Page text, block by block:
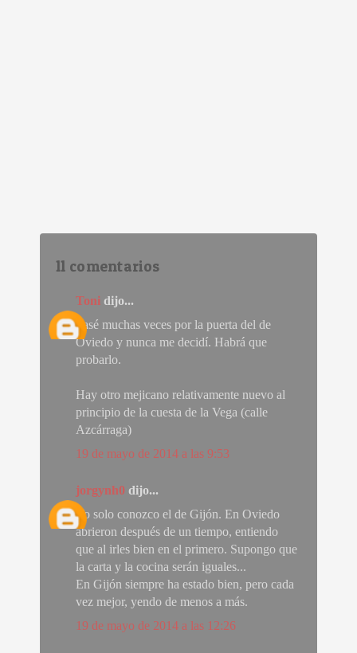
11 comentarios
Toni dijo...
Pasé muchas veces por la puerta del de
Oviedo y nunca me decidí. Habrá que
probarlo.
Hay otro mejicano relativamente nuevo al
principio de la cuesta de la Vega (calle
Azcárraga)
19 de mayo de 2014 a las 9:53
jorgynh0 dijo...
Yo solo conozco el de Gijón. En Oviedo
abrieron después de un tiempo, entiendo
que al irles bien en el primero. Supongo que
la carta y la cocina serán iguales...
En Gijón siempre ha estado bien, pero cada
vez mejor, yendo de menos a más.
19 de mayo de 2014 a las 12:26